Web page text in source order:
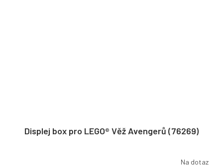
Displej box pro LEGO® Věž Avengerů (76269)
Na dotaz